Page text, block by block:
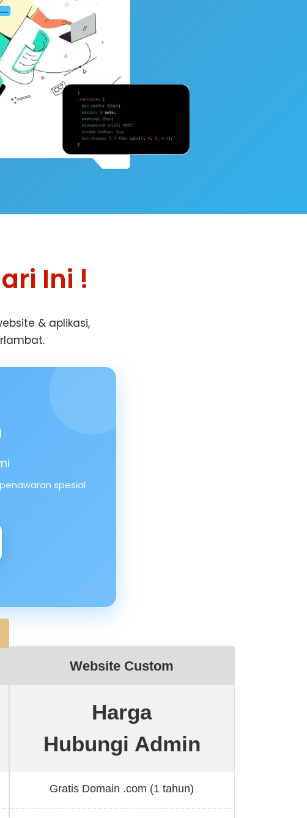
Ini !
& aplikasi,
spesial
Website Custom
Harga
Hubungi Admin
Gratis Domain .com (1 tahun)